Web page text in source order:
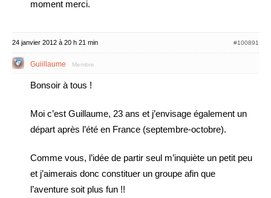
moment merci.
24 janvier 2012 à 20 h 21 min #100891
Guiillaume Membre
Bonsoir à tous !
Moi c’est Guillaume, 23 ans et j’envisage également un
départ après l’été en France (septembre-octobre).
Comme vous, l’idée de partir seul m’inquiète un petit peu
et j’aimerais donc constituer un groupe afin que
l’aventure soit plus fun !!